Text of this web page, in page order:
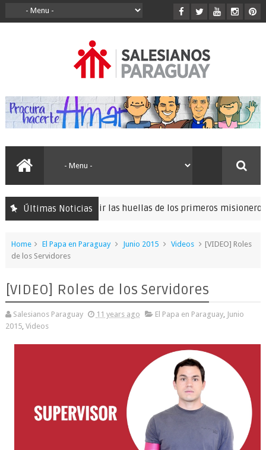
Últimas Noticias
para seguir las huellas de los primeros misioneros
Home El Papa en Paraguay Junio 2015 Videos
[VIDEO] Roles
de los Servidores
[VIDEO] Roles de los Servidores
Salesianos Paraguay 11 years ago El Papa en Paraguay, Junio
2015, Videos